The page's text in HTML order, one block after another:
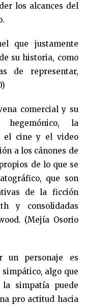
los alcances del
que justamente
su historia, como
de representar,
comercial y su
la
el cine y el video
a los cánones de
de lo que se
que son
de la ficción
y consolidadas
(Mejía Osorio
un personaje es
algo que
simpatía puede
pro actitud hacia